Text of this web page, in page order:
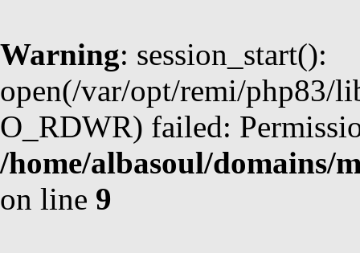
Warning: session_start():
open(/var/opt/remi/php83/
O_RDWR) failed:
/home/albasoul/domains/
on line 9